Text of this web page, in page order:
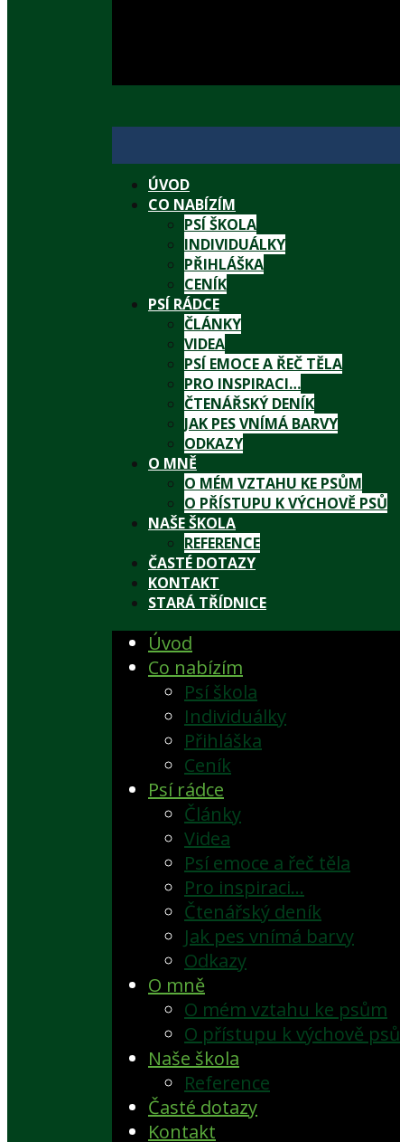
ÚVOD
CO NABÍZÍM
PSÍ ŠKOLA
INDIVIDUÁLKY
PŘIHLÁŠKA
CENÍK
PSÍ RÁDCE
ČLÁNKY
VIDEA
PSÍ EMOCE A ŘEČ TĚLA
PRO INSPIRACI…
ČTENÁŘSKÝ DENÍK
JAK PES VNÍMÁ BARVY
ODKAZY
O MNĚ
O MÉM VZTAHU KE PSŮM
O PŘÍSTUPU K VÝCHOVĚ PSŮ
NAŠE ŠKOLA
REFERENCE
ČASTÉ DOTAZY
KONTAKT
STARÁ TŘÍDNICE
Úvod
Co nabízím
Psí škola
Individuálky
Přihláška
Ceník
Psí rádce
Články
Videa
Psí emoce a řeč těla
Pro inspiraci…
Čtenářský deník
Jak pes vnímá barvy
Odkazy
O mně
O mém vztahu ke psům
O přístupu k výchově psů
Naše škola
Reference
Časté dotazy
Kontakt